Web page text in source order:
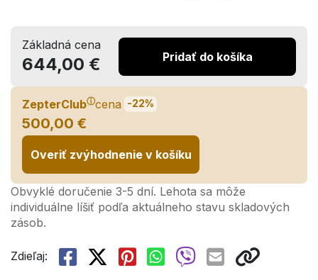
Základná cena
644,00 € Pridať do košíka
ZepterClubⓘcena -22%
500,00 €
Overiť zvýhodnenie v košíku
Obvyklé doručenie 3-5 dní. Lehota sa môže
individuálne líšiť podľa aktuálneho stavu skladových
zásob.
Zdieľaj: